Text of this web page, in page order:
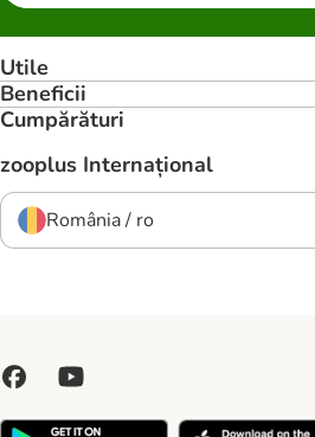
Utile
Beneficii
Cumpărături
zooplus Internațional
România / ro